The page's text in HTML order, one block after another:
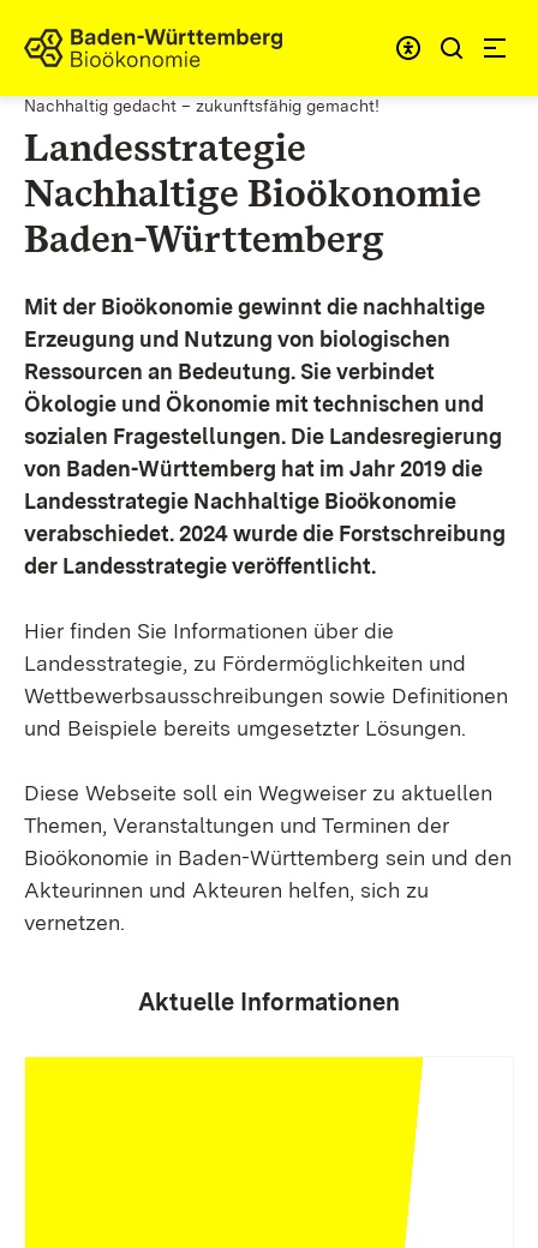
Zum Inhalt springen
Link zur Startseite
Nachhaltig gedacht – zukunftsfähig gemacht!
Landesstrategie
Nachhaltige Bioökonomie
Baden-Württemberg
Mit der Bioökonomie gewinnt die nachhaltige
Erzeugung und Nutzung von biologischen
Ressourcen an Bedeutung. Sie verbindet
Ökologie und Ökonomie mit technischen und
sozialen Fragestellungen. Die Landesregierung
von Baden-Württemberg hat im Jahr 2019 die
Landesstrategie Nachhaltige Bioökonomie
verabschiedet. 2024 wurde die Forstschreibung
der Landesstrategie veröffentlicht.
Hier finden Sie Informationen über die
Landesstrategie, zu Fördermöglichkeiten und
Wettbewerbsausschreibungen sowie Definitionen
und Beispiele bereits umgesetzter Lösungen.
Diese Webseite soll ein Wegweiser zu aktuellen
Themen, Veranstaltungen und Terminen der
Bioökonomie in Baden-Württemberg sein und den
Akteurinnen und Akteuren helfen, sich zu
vernetzen.
Aktuelle Informationen